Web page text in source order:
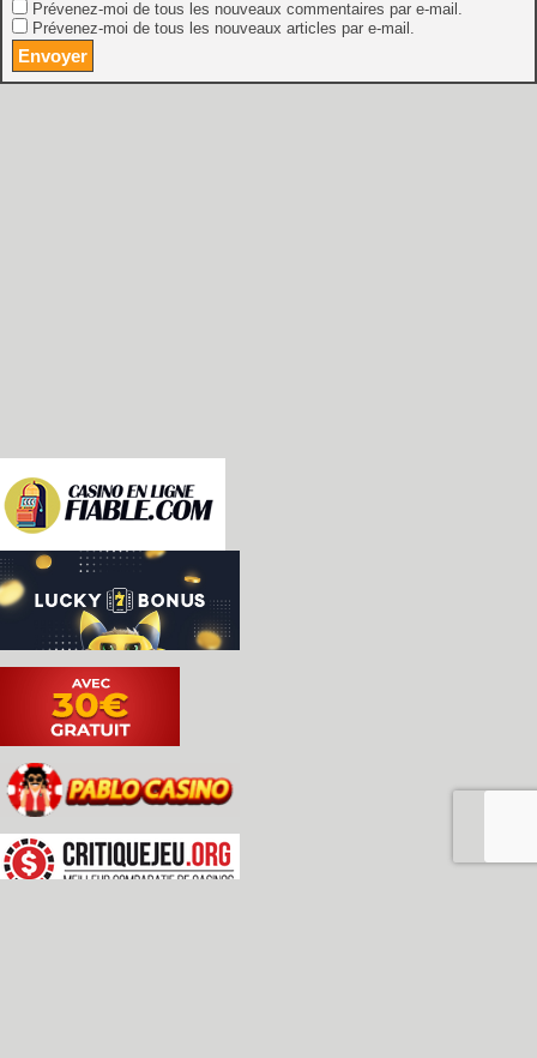
Prévenez-moi de tous les nouveaux commentaires par e-mail.
Prévenez-moi de tous les nouveaux articles par e-mail.